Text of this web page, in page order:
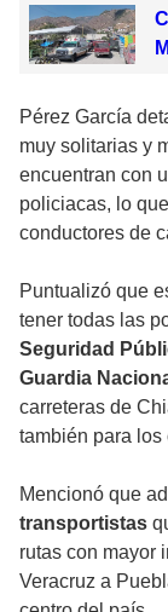
Pérez García
muy solitarias y
encuentran con
policiacas, lo
conductores de
Puntualizó que
tener todas las
Seguridad
Guardia
carreteras de
también para los
Mencionó que
transportistas
rutas con mayor
Veracruz a